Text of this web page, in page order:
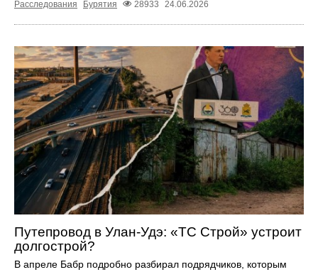
Расследования
Бурятия 28933 24.06.2026
Путепровод в Улан-Удэ: «ТС Строй» устроит
долгострой?
В апреле Бабр подробно разбирал подрядчиков, которым